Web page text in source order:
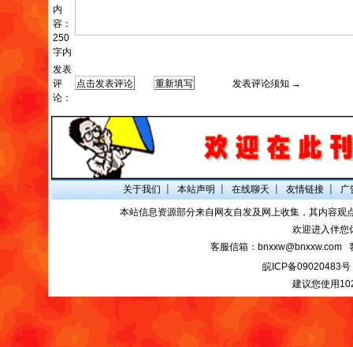
内
容：
250
字内
发表
评
论：
发表评论须知 →
关于我们 ┋ 本站声明 ┋ 在线聊天 ┋ 友情链接 ┋ 广
本站信息资源部分来自网友自发及网上收集，其内容
欢迎进入伴您
客服信箱：bnxxw@bnxxw.com
皖ICP备09020483号
建议您使用